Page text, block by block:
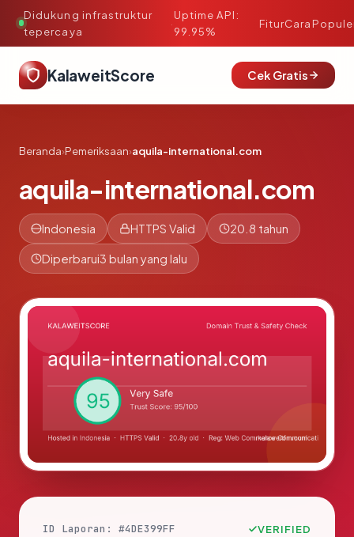
Didukung infrastruktur
tepercaya
·
Uptime API:
99.95%
FiturCara
KalaweitScore Cek Gratis
Beranda›Pemeriksaan›aquila-international.com
aquila-international.com
Indonesia HTTPS Valid 20.8 tahun
Diperbarui3 bulan yang lalu
ID Laporan: #4DE399FF VERIFIED